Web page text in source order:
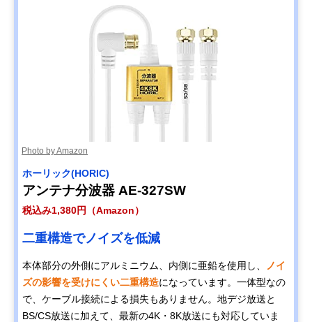
Photo by Amazon
ホーリック(HORIC)
アンテナ分波器 AE-327SW
税込み1,380円（Amazon）
二重構造でノイズを低減
本体部分の外側にアルミニウム、内側に亜鉛を使用し、
ノイ
ズの影響を受けにくい二重構造になっています。一体型なの
で、ケーブル接続による損失もありません。地デジ放送と
BS/CS放送に加えて、最新の4K・8K放送にも対応していま